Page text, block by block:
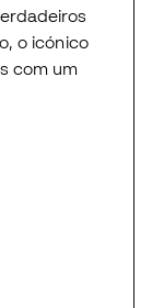
o icónico
com um